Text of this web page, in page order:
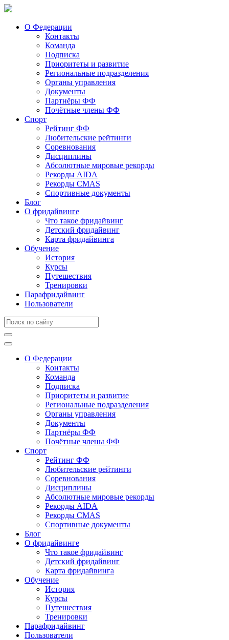
О Федерации
Контакты
Команда
Подписка
Приоритеты и развитие
Региональные подразделения
Органы управления
Документы
Партнёры ФФ
Почётные члены ФФ
Спорт
Рейтинг ФФ
Любительские рейтинги
Соревнования
Дисциплины
Абсолютные мировые рекорды
Рекорды AIDA
Рекорды CMAS
Спортивные документы
Блог
О фридайвинге
Что такое фридайвинг
Детский фридайвинг
Карта фридайвинга
Обучение
История
Курсы
Путешествия
Тренировки
Парафридайвинг
Пользователи
О Федерации
Контакты
Команда
Подписка
Приоритеты и развитие
Региональные подразделения
Органы управления
Документы
Партнёры ФФ
Почётные члены ФФ
Спорт
Рейтинг ФФ
Любительские рейтинги
Соревнования
Дисциплины
Абсолютные мировые рекорды
Рекорды AIDA
Рекорды CMAS
Спортивные документы
Блог
О фридайвинге
Что такое фридайвинг
Детский фридайвинг
Карта фридайвинга
Обучение
История
Курсы
Путешествия
Тренировки
Парафридайвинг
Пользователи